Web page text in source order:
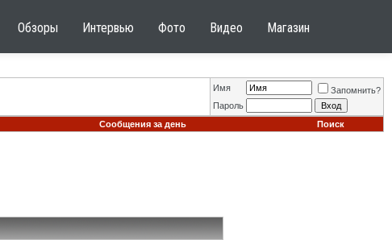
Обзоры Интервью Фото Видео Магазин
Имя
Запомнить?
Пароль
Сообщения за день Поиск